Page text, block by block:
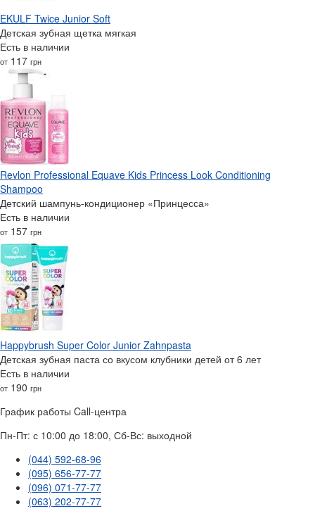
EKULF Twice Junior Soft
Детская зубная щетка мягкая
Есть в наличии
от 117 грн
Revlon Professional Equave Kids Princess Look Conditioning
Shampoo
Детский шампунь-кондиционер «Принцесса»
Есть в наличии
от 157 грн
Happybrush Super Color Junior Zahnpasta
Детская зубная паста со вкусом клубники детей от 6 лет
Есть в наличии
от 190 грн
График работы Call-центра
Пн-Пт: с 10:00 до 18:00, Сб-Вс: выходной
(044) 592-68-96
(095) 656-77-77
(096) 071-77-77
(063) 202-77-77